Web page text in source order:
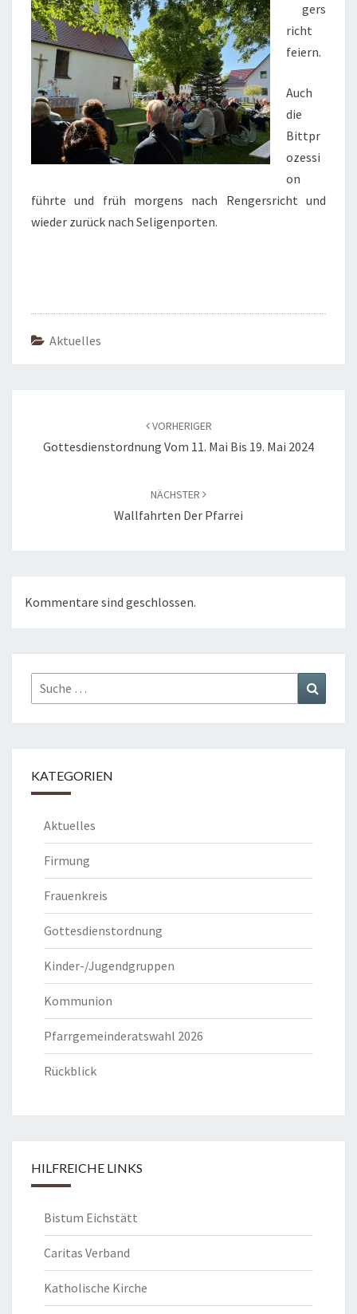
gers
richt
feiern.
Auch
die
Bittpr
ozessi
on
führte und früh morgens nach Rengersricht und
wieder zurück nach Seligenporten.
Aktuelles
VORHERIGER
Gottesdienstordnung Vom 11. Mai Bis 19. Mai 2024
NÄCHSTER
Wallfahrten Der Pfarrei
Kommentare sind geschlossen.
Suche
nach:
KATEGORIEN
Aktuelles
Firmung
Frauenkreis
Gottesdienstordnung
Kinder-/Jugendgruppen
Kommunion
Pfarrgemeinderatswahl 2026
Rückblick
HILFREICHE LINKS
Bistum Eichstätt
Caritas Verband
Katholische Kirche